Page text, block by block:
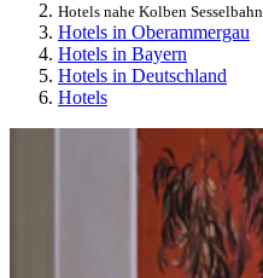
Hotels nahe Kolben Sesselbahn
Hotels in Oberammergau
Hotels in Bayern
Hotels in Deutschland
Hotels